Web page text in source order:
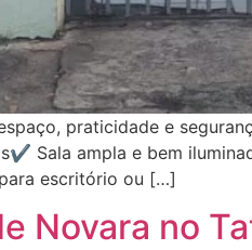
praticidade e
Sala ampla e bem
escritório ou […]
Novara no